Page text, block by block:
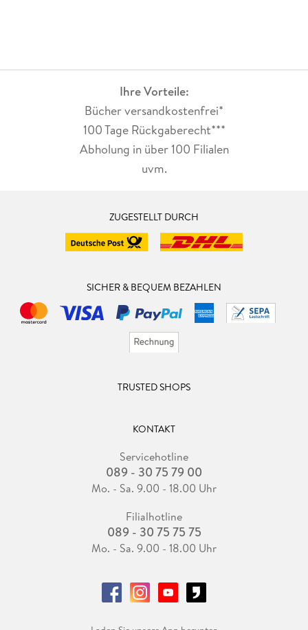
Ihre Vorteile:
Bücher versandkostenfrei*
100 Tage Rückgaberecht***
Abholung in über 100 Filialen
uvm.
ZUGESTELLT DURCH
SICHER & BEQUEM BEZAHLEN
TRUSTED SHOPS
KONTAKT
Servicehotline
089 - 30 75 79 00
Mo. - Sa. 9.00 - 18.00 Uhr
Filialhotline
089 - 30 75 75 75
Mo. - Sa. 9.00 - 18.00 Uhr